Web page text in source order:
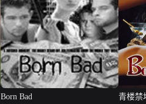
Born Bad
青楼禁